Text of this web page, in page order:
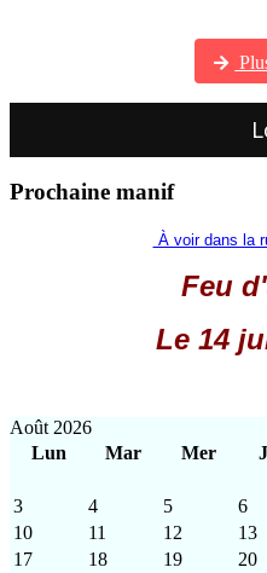
Prochaine manif
À voir dans la
Feu
Le 14
Août 2026
Lun
Mar Mer
3
4 5 6
10
11 12 13
17
18 19 20